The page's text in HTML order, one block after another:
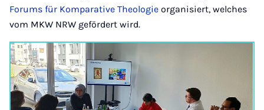
Forums für Komparative Theologie organisiert, welches
vom MKW NRW gefördert wird.